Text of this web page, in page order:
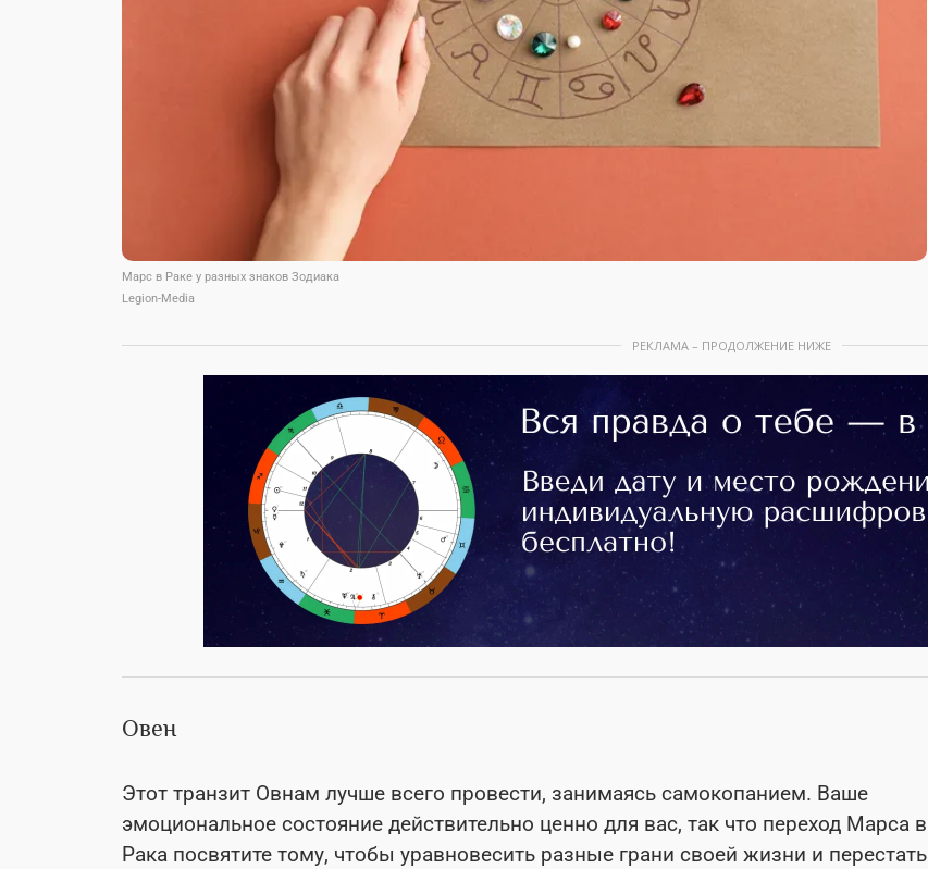
Марс в Раке у разных знаков Зодиака
Legion-Media
РЕКЛАМА – ПРОДОЛЖЕНИЕ НИЖЕ
Овен
Этот транзит Овнам лучше всего провести, занимаясь самокопанием. Ваше
эмоциональное состояние действительно ценно для вас, так что переход Марса в
Рака посвятите тому, чтобы уравновесить разные грани своей жизни и перестать